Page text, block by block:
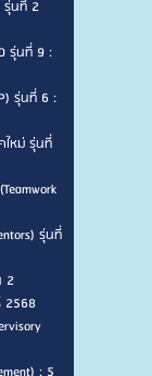
รุ่นที่ 2
รุ่นที่ 9 :
รุ่นที่ 6 :
หม่ รุ่นที่
รุ่นที่
2
2568